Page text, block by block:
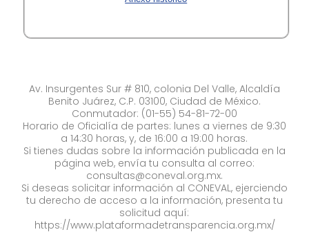
Av. Insurgentes Sur # 810, colonia Del Valle, Alcaldía
Benito Juárez, C.P. 03100, Ciudad de México.
Conmutador: (01-55) 54-81-72-00
Horario de Oficialía de partes: lunes a viernes de 9:30
a 14:30 horas, y, de 16:00 a 19:00 horas.
Si tienes dudas sobre la información publicada en la
página web, envía tu consulta al correo:
consultas@coneval.org.mx.
Si deseas solicitar información al CONEVAL, ejerciendo
tu derecho de acceso a la información, presenta tu
solicitud aquí:
https://www.plataformadetransparencia.org.mx/